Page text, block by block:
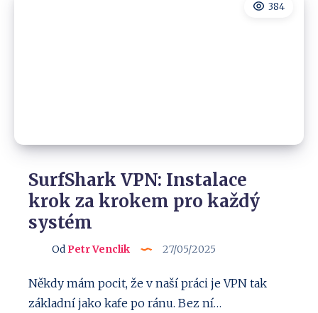
384
SurfShark VPN: Instalace
krok za krokem pro každý
systém
Od Petr Venclik 27/05/2025
Někdy mám pocit, že v naší práci je VPN tak
základní jako kafe po ránu. Bez ní…